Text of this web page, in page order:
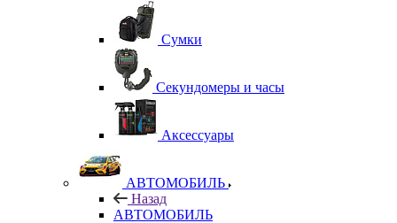
Сумки
Секундомеры и часы
Аксессуары
АВТОМОБИЛЬ
Назад
АВТОМОБИЛЬ